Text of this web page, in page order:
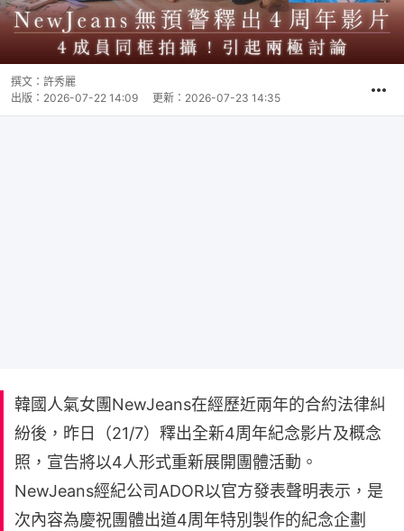
撰文： 許秀麗
出版： 2026-07-22 14:09 更新： 2026-07-23 14:35
韓國人氣女團NewJeans在經歷近兩年的合約法律糾
紛後，昨日（21/7）釋出全新4周年紀念影片及概念
照，宣告將以4人形式重新展開團體活動。
NewJeans經紀公司ADOR以官方發表聲明表示，是
次內容為慶祝團體出道4周年特別製作的紀念企劃